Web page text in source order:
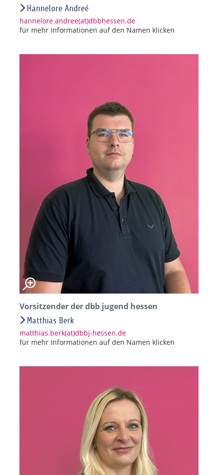
Hannelore Andreé
hannelore.andree(at)dbbhessen.de
für mehr Informationen auf den Namen klicken
Vorsitzender der dbb jugend hessen
Matthias Berk
matthias.berk(at)dbbj-hessen.de
für mehr Informationen auf den Namen klicken